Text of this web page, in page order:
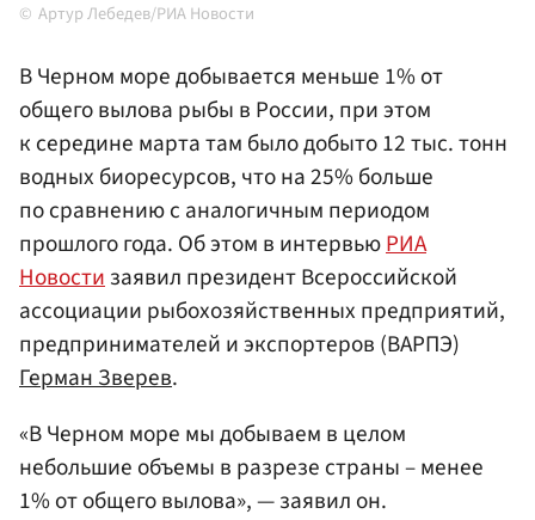
Артур Лебедев/РИА Новости
В Черном море добывается меньше 1% от
общего вылова рыбы в России, при этом
к середине марта там было добыто 12 тыс. тонн
водных биоресурсов, что на 25% больше
по сравнению с аналогичным периодом
прошлого года. Об этом в интервьюРИА
Новостизаявил президент Всероссийской
ассоциации рыбохозяйственных предприятий,
предпринимателей и экспортеров (ВАРПЭ)
Герман Зверев.
«В Черном море мы добываем в целом
небольшие объемы в разрезе страны – менее
1% от общего вылова», — заявил он.